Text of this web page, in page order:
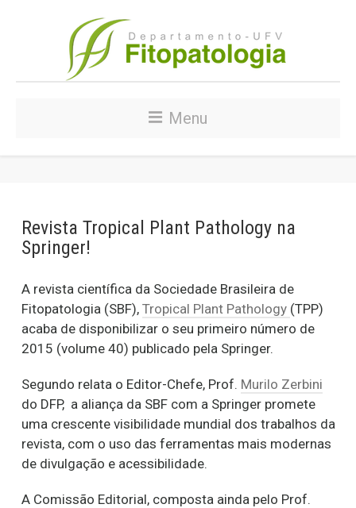
Menu
Revista Tropical Plant Pathology na
Springer!
A revista científica da Sociedade Brasileira de
Fitopatologia (SBF), Tropical Plant Pathology (TPP)
acaba de disponibilizar o seu primeiro número de
2015 (volume 40) publicado pela Springer.
Segundo relata o Editor-Chefe, Prof. Murilo Zerbini
do DFP, a aliança da SBF com a Springer promete
uma crescente visibilidade mundial dos trabalhos da
revista, com o uso das ferramentas mais modernas
de divulgação e acessibilidade.
A Comissão Editorial, composta ainda pelo Prof.